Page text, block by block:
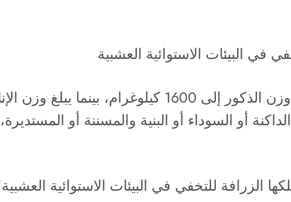
في البيئات الاستوائية العشبية
أو السوداء أو البنية والمسننة أو
الزرافة للتخفي في البيئات الاستوائية